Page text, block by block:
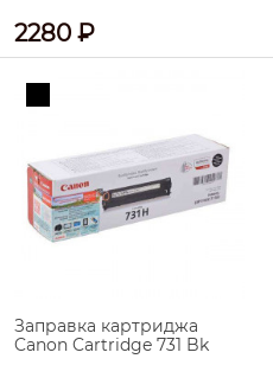
2280 ₽
Заправка картриджа
Canon Cartridge 731 Bk